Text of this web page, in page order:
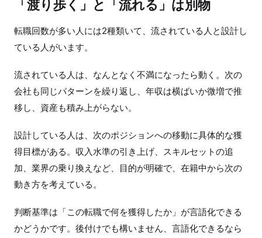
「渡り歩く」と「流れる」は別物
転職回数が多い人には2種類いて、流されている人と設計し
ている人がいます。
流されている人は、なんとなく不満になったら動く。次の
会社も同じパターンを繰り返し、年収は横ばいか微増で推
移し、資産も積み上がらない。
設計している人は、次のポジションへの移動に具体的な獲
得目標がある。収入水準の引き上げ、スキルセットの追
加、業界の乗り換えなど、目的が明確で、在籍中から次の
動き方を考えている。
判断基準は「この転職で何を獲得したか」が言語化できる
かどうかです。後付けでも構いません、言語化できるなら